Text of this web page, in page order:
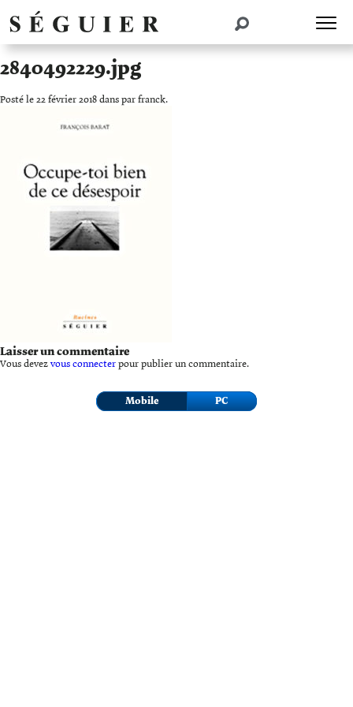
2840492229.jpg
Posté le 22 février 2018 dans par franck.
Laisser un commentaire
Vous devez vous connecter pour publier un commentaire.
Mobile PC